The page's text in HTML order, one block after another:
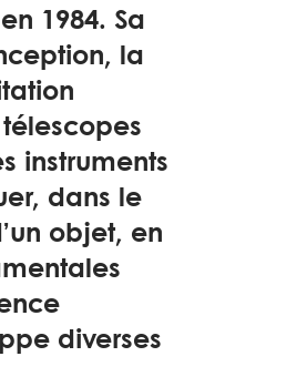
1984. Sa
la
télescopes
instruments
dans le
objet, en
diverses